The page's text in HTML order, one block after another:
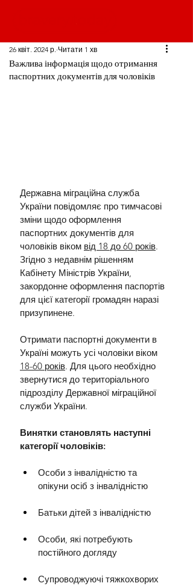
Важлива інформація щодо отримання
паспортних документів для чоловіків
26 квіт. 2024 р. Читати 1 хв
Державна міграційна служба
України повідомляє про тимчасові
зміни щодо оформлення
паспортних документів для
чоловіків віком від 18 до 60 років.
Згідно з недавнім рішенням
Кабінету Міністрів України,
закордонне оформлення паспортів
для цієї категорії громадян наразі
призупинене.
Отримати паспортні документи в
Україні можуть усі чоловіки віком
18-60 років. Для цього необхідно
звернутися до територіального
підрозділу Державної міграційної
служби України.
Винятки становлять наступні
категорії чоловіків:
Особи з інвалідністю та
опікуни осіб з інвалідністю
Батьки дітей з інвалідністю
Особи, які потребують
постійного догляду
Супроводжуючі тяжкохворих